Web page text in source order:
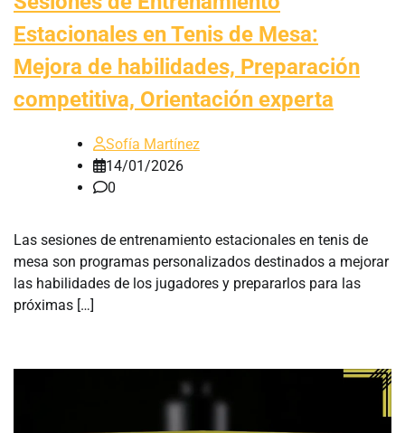
Estacionales en Tenis de Mesa:
Mejora de habilidades, Preparación
competitiva, Orientación experta
Sofía Martínez
14/01/2026
0
Las sesiones de entrenamiento estacionales en tenis de
mesa son programas personalizados destinados a mejorar
las habilidades de los jugadores y prepararlos para las
próximas […]